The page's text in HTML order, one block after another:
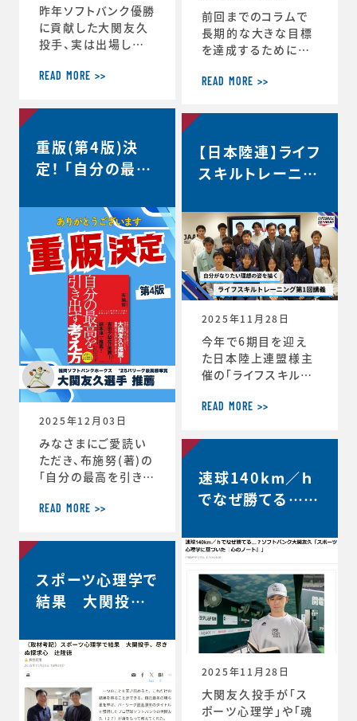
昨年ソフトバンク優勝
に貢献した大関友久
投手、実は出場した
ーで、たくさんの印象
ていました。時事通信
け、大関選手のコメン
トの「真意」をスポー
ツ心理学の視点から、
た内容がこちらの記
事にまとめられてい
ます。大関選手の布施
の1年間の取組みの
中身が見えてくると
思います。ぜひリンク
からご覧ください。・
言語化で生じる再現
性・何にフォーカスす
READ MORE >>
前回までのコラムで
長期的な大きな目標
を達成するためにCS
がらその時々の適切
との重要性を話して
バランスを理解するこ
とのメリットはそれだ
けにとどまりません。
ビジネスにおいても
瞬時に判断が求めら
れるような状況が
度々起こりますが、 C
S バランスを意識し
てその時できる最高
のことにチャレンジす
る習慣が身につくと、
困難などんな状況下
READ MORE >>
重版(第4版)決
定！ 「自分の最高
方」
2025年12月03日
みなさまにご愛読い
ただき、布施努(著)の
「自分の最高を引き出
ツ心理学博士が語る
の違い」は、続々と重
決定しました。第4版
からの帯には、ソフト
バンクホークス大関
葉もいただいていま
す！この本が、より多く
のみなさまのお役に
立つことができれば
と願っております。■
READ MORE >>
【日本陸連】ライフ
スキルトレーニン
ンタビュー＜自分
がなりたい理想の
姿を描く＞
2025年11月28日
今年で6期目を迎え
た日本陸上連盟様主
催の「ライフスキルト
トしています。第6期
3名、3年生2名、4年
tps://www.jaaf.o
r.jp/news/articl
e/22881/）が受講生
ます。第一回のトレー
ニングの様子や受講
者のインタビューが
掲載されました。htt
ps://www.jaaf.or.
jp/news/a
READ MORE >>
スポーツ心理学で
結果 大関投手、
日新聞デジタル】
速球140km／ｈ
でなぜ勝てる…？
友久「野球はアー
トとサイエンスで
す」【FRIDAY…
2025年11月28日
大関友久投手が「ス
ポーツ心理学」や「魂